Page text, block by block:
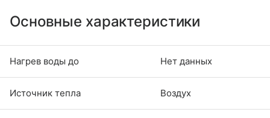
Основные характеристики
Нагрев воды до Нет данных
Источник тепла Воздух